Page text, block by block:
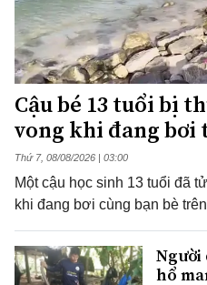
Cậu bé 13 tuổi bị
vong khi đang bơi
Thứ 7, 08/08/2026 | 03:00
Một cậu học sinh 13 tuổi đã
khi đang bơi cùng bạn bè
Người
hổ